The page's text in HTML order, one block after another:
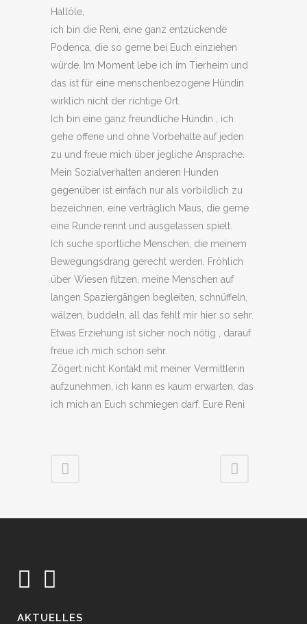
Hallöle,
ich bin die Reni, eine ganz entzückende
Podenca, die so gerne bei Euch einziehen
würde. Im Moment lebe ich im Tierheim und
das ist für eine menschenbezogene Hündin
wirklich nicht der richtige Ort.
Ich bin eine ganz freundliche Hündin , ich
gehe offene und ohne Vorbehalte auf jeden
zu und freue mich über jegliche Ansprache.
Mein Sozialverhalten anderen Hunden
gegenüber ist einfach nur als vorbildlich zu
bezeichnen, eine verträglich Maus, die gerne
eine Runde rennt und ausgelassen spielt.
Ich suche sportliche Menschen, die meinem
Bewegungsdrang gerecht werden. Fröhlich
über Wiesen flitzen, meine Menschen auf
langen Spaziergängen begleiten, schnüffeln,
wälzen, buddeln, all das fehlt mir hier so sehr.
Etwas Erziehung ist sicher noch nötig , darauf
freue ich mich schon sehr.
Zögert nicht Kontakt mit meiner Vermittlerin
aufzunehmen, ich kann es kaum erwarten, das
ich mich an Euch schmiegen darf. Eure Reni
AKTUELLES